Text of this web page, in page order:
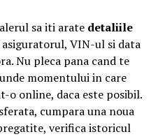
oficialități,
alți reprezentanțiProfiși
fost dat sâmbătă, după ce
al micilor producători și
caravanei medicale,
pentru comunitatea
sa iti arate detaliile
VIN-ul si data
Nu pleca pana cand te
momentului in care
o online, daca este posibil.
cumpara una noua
verifica istoricul